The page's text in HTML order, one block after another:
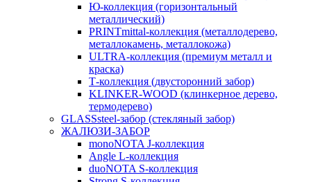
Ю-коллекция (горизонтальный
металлический)
PRINTmittal-коллекция (металлодерево,
металлокамень, металлокожа)
ULTRA-коллекция (премиум металл и
краска)
Т-коллекция (двусторонний забор)
KLINKER-WOOD (клинкерное дерево,
термодерево)
GLASSsteel-забор (стекляный забор)
ЖАЛЮЗИ-ЗАБОР
monoNOTA J-коллекция
Angle L-коллекция
duoNOTA S-коллекция